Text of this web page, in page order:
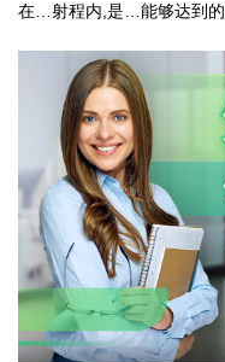
在…射程内,是…能够达到的